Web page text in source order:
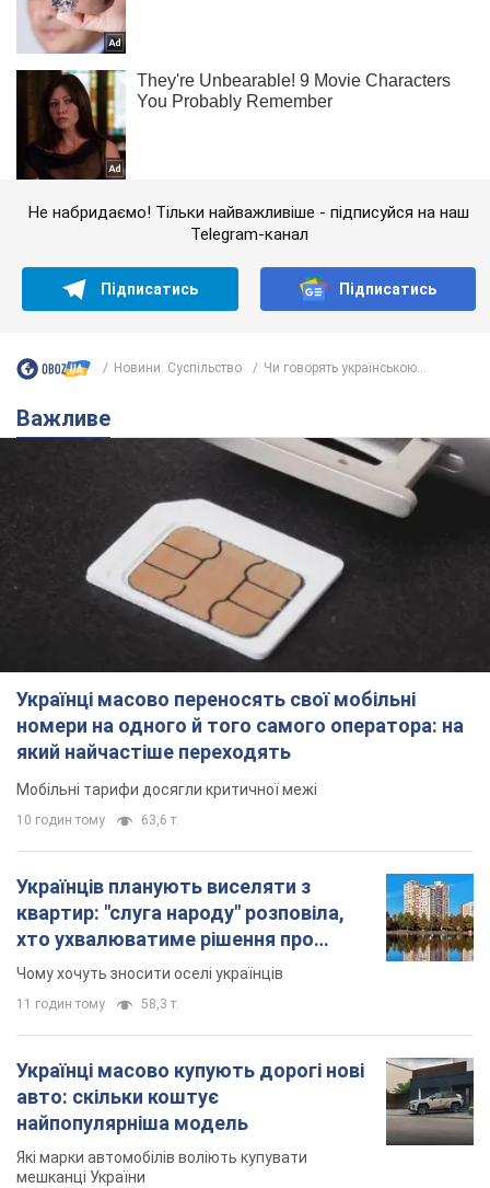
Не набридаємо! Тільки найважливіше - підписуйся на наш
Telegram-канал
Підписатись Підписатись
Новини. Суспільство Чи говорять українською...
Важливе
Українці масово переносять свої мобільні
номери на одного й того самого оператора: на
який найчастіше переходять
Мобільні тарифи досягли критичної межі
10 годин тому 63,6 т.
Українців планують виселяти з
квартир: "слуга народу" розповіла,
хто ухвалюватиме рішення про
знесення будинків
Чому хочуть зносити оселі українців
11 годин тому 58,3 т.
Українці масово купують дорогі нові
авто: скільки коштує
найпопулярніша модель
Які марки автомобілів воліють купувати
мешканці України